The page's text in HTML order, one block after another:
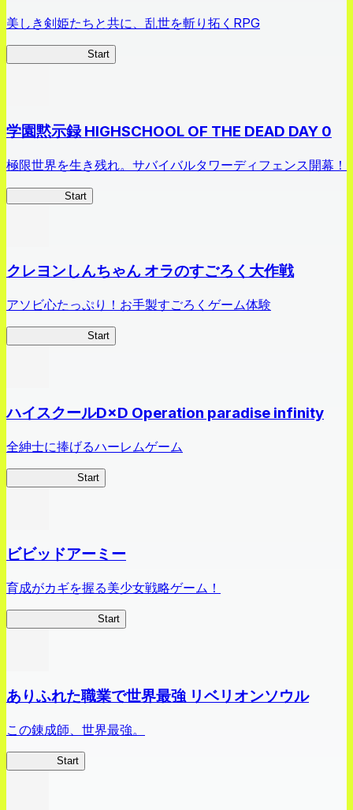
美しき剣姫たちと共に、乱世を斬り拓くRPG
Start
学園黙示録 HIGHSCHOOL OF THE DEAD DAY 0
極限世界を生き残れ。サバイバルタワーディフェンス開幕！
Start
クレヨンしんちゃん オラのすごろく大作戦
アソビ心たっぷり！お手製すごろくゲーム体験
Start
ハイスクールD×D Operation paradise infinity
全紳士に捧げるハーレムゲーム
Start
ビビッドアーミー
育成がカギを握る美少女戦略ゲーム！
Start
ありふれた職業で世界最強 リベリオンソウル
この錬成師、世界最強。
Start